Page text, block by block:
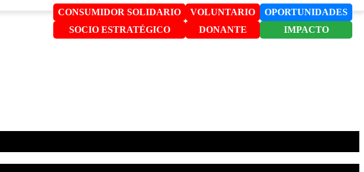
CONSUMIDOR SOLIDARIO
SOCIO ESTRATÉGICO
VOLUNTARIO
DONANTE
OPORTUNIDADES
IMPACTO